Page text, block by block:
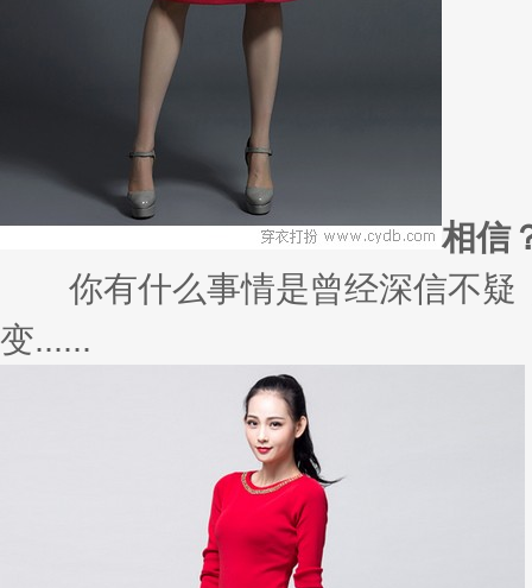
相信
你有什么事情是曾经深信不疑
变......